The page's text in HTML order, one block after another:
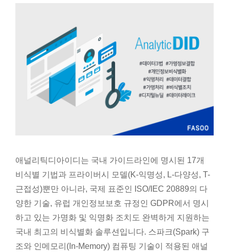
애널리틱디아이디는 국내 가이드라인에 명시된 17개
비식별 기법과 프라이버시 모델(K-익명성, L-다양성, T-
근접성)뿐만 아니라, 국제 표준인 ISO/IEC 20889의 다
양한 기술, 유럽 개인정보보호 규정인 GDPR에서 명시
하고 있는 가명화 및 익명화 조치도 완벽하게 지원하는
국내 최고의 비식별화 솔루션입니다. 스파크(Spark) 구
조와 인메모리(In-Memory) 컴퓨팅 기술이 적용된 애널